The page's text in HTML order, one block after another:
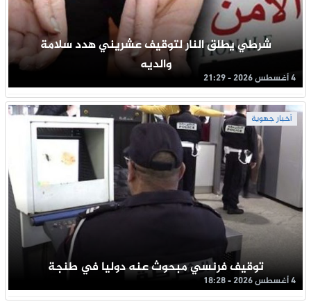
شرطي يطلق النار لتوقيف عشريني هدد سلامة
والديه
4 أغسطس 2026 - 21:29
أخبار جهوية
توقيف فرنسي مبحوث عنه دوليا في طنجة
4 أغسطس 2026 - 18:28